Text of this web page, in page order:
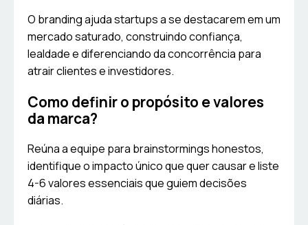
O branding ajuda startups a se destacarem em um
mercado saturado, construindo confiança,
lealdade e diferenciando da concorrência para
atrair clientes e investidores.
Como definir o propósito e valores
da marca?
Reúna a equipe para brainstormings honestos,
identifique o impacto único que quer causar e liste
4-6 valores essenciais que guiem decisões
diárias.